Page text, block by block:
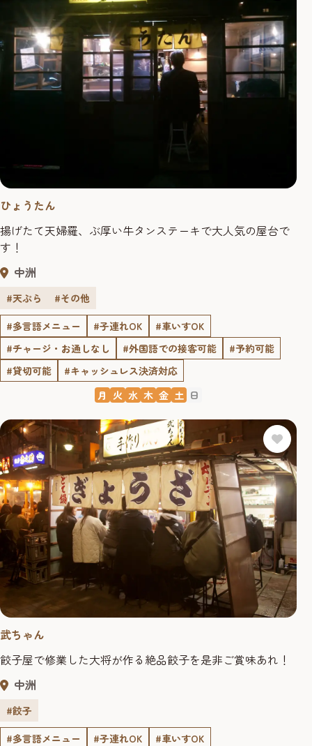
ひょうたん
揚げたて天婦羅、ぶ厚い牛タンステーキで大人気の屋台で
す！
中洲
#天ぷら
#その他
#多言語メニュー
#子連れOK
#車いすOK
#チャージ・お通しなし
#外国語での接客可能
#予約可能
#貸切可能
#キャッシュレス決済対応
月 火 水 木 金 土 日
武ちゃん
餃子屋で修業した大将が作る絶品餃子を是非ご賞味あれ！
中洲
#餃子
#多言語メニュー
#子連れOK
#車いすOK